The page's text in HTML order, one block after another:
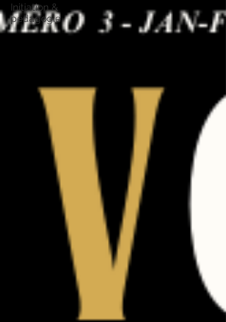
Initiation &
pédagogie